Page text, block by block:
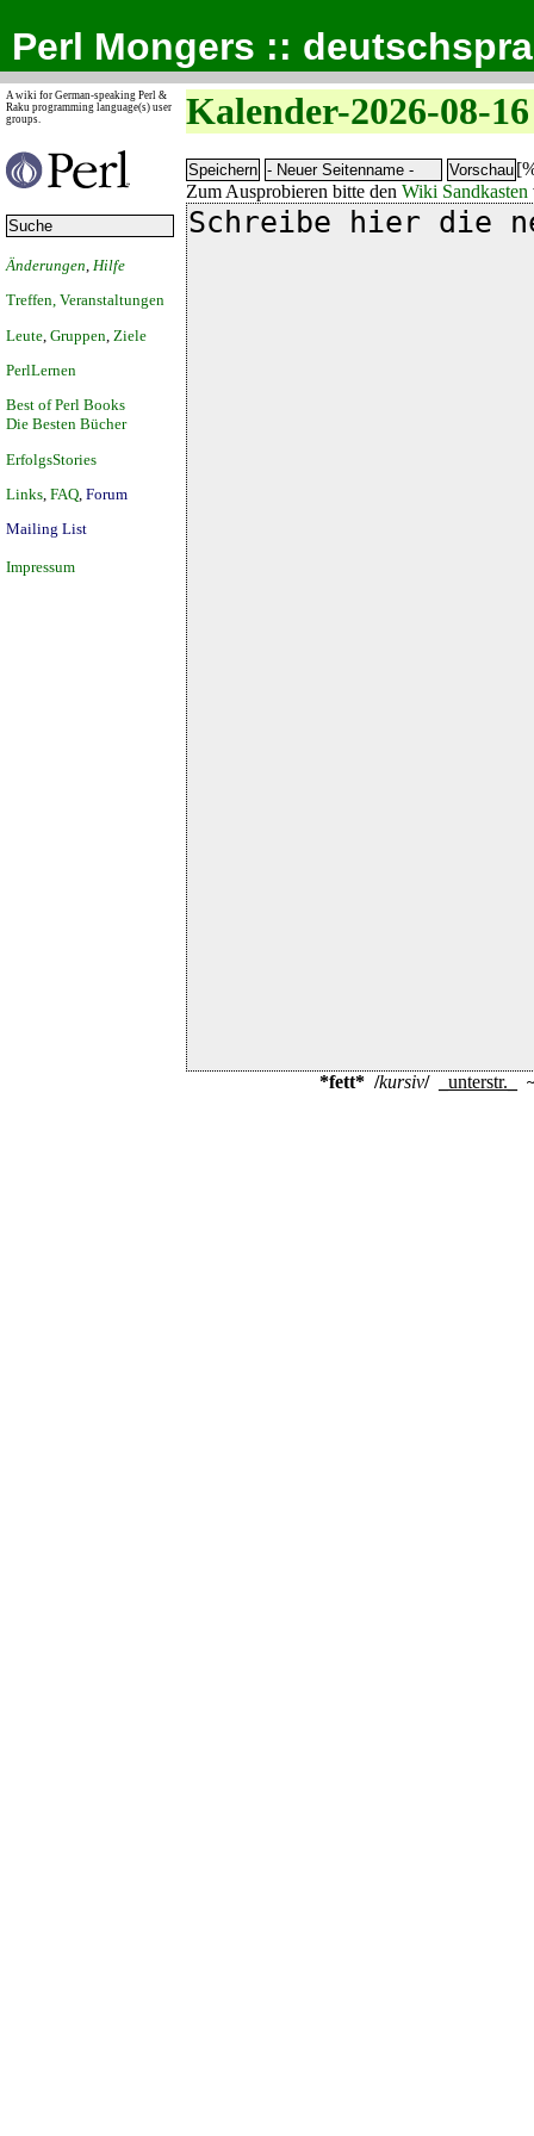
Perl Mongers ::
A wiki for German-speaking Perl &
Raku programming language(s) user
groups.
Änderungen Hilfe
Treffen, Veranstaltungen
Leute Gruppen Ziele
PerlLernen
Best of Perl Books
Die Besten Bücher
ErfolgsStories
Links FAQ Forum
Mailing List
Impressum
Kalender-2026-08-16
Zum Ausprobieren bitte den Wiki Sandkasten
*fett* /kursiv/ unterstr. ~